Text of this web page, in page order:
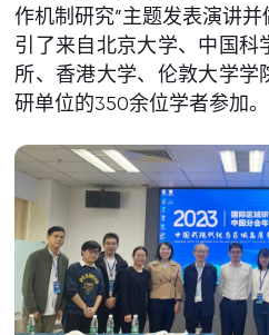
作机制研究”主题发表演讲
引了来自北京大学、中国科
所、香港大学、伦敦大学学
研单位的350余位学者参加。